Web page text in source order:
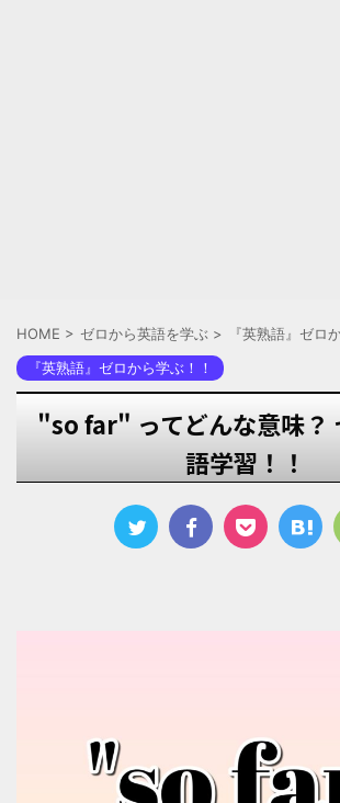
HOME > ゼロから英語を学ぶ > 『英熟語』ゼロ
『英熟語』ゼロから学ぶ！！
"so far" ってどんな意味？
語学習！！